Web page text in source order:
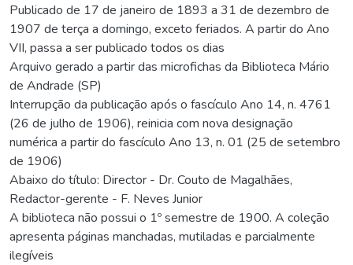
Publicado de 17 de janeiro de 1893 a 31 de dezembro de
1907 de terça a domingo, exceto feriados. A partir do Ano
VII, passa a ser publicado todos os dias
Arquivo gerado a partir das microfichas da Biblioteca Mário
de Andrade (SP)
Interrupção da publicação após o fascículo Ano 14, n. 4761
(26 de julho de 1906), reinicia com nova designação
numérica a partir do fascículo Ano 13, n. 01 (25 de setembro
de 1906)
Abaixo do título: Director - Dr. Couto de Magalhães,
Redactor-gerente - F. Neves Junior
A biblioteca não possui o 1º semestre de 1900. A coleção
apresenta páginas manchadas, mutiladas e parcialmente
ilegíveis